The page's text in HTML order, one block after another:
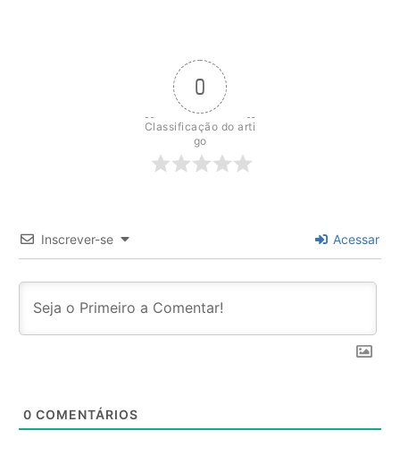
0
Classificação do arti
go
Inscrever-se Acessar
0 COMENTÁRIOS